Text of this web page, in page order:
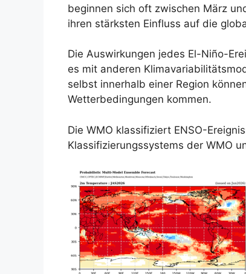
beginnen sich oft zwischen März
ihren stärksten Einfluss auf die
Die Auswirkungen jedes El-Niño-
es mit anderen
selbst innerhalb einer Region
Wetterbedingungen kommen.
Die WMO klassifiziert ENSO-
Klassifizierungssystems der WMO